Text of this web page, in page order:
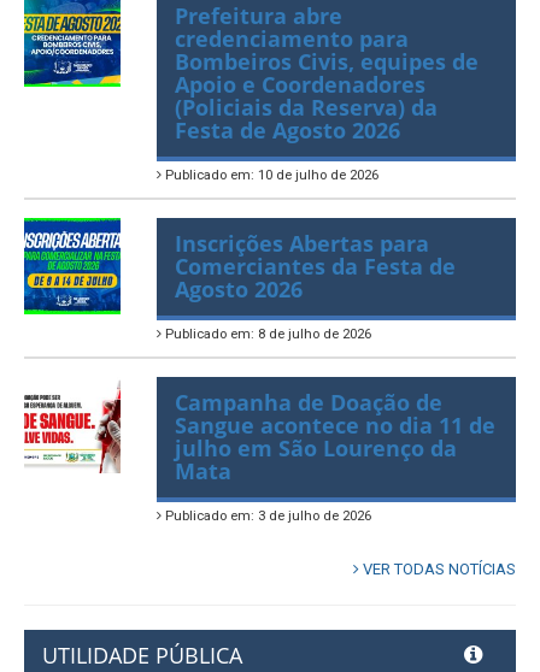
Prefeitura abre
credenciamento para
Bombeiros Civis, equipes de
Apoio e Coordenadores
(Policiais da Reserva) da
Festa de Agosto 2026
Publicado em: 10 de julho de 2026
Inscrições Abertas para
Comerciantes da Festa de
Agosto 2026
Publicado em: 8 de julho de 2026
Campanha de Doação de
Sangue acontece no dia 11 de
julho em São Lourenço da
Mata
Publicado em: 3 de julho de 2026
VER TODAS NOTÍCIAS
UTILIDADE PÚBLICA